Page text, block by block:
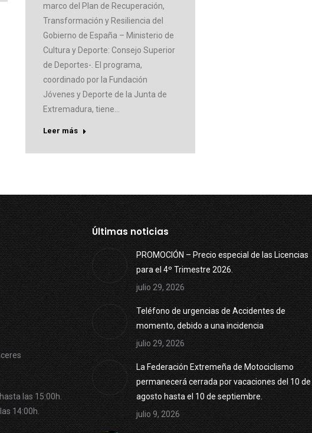
marco del Plan de Recuperación,
Transformación y Resiliencia del
Gobierno de España – Ministerio de
Cultura y Deporte: Consejo Superior
de Deportes-. El programa,
coordinado por la Fundación
Jóvenes y Deporte de la Junta de
Extremadura, tiene…
Leer más
las 15:00h.
14:00h.
Últimas noticias
PROMOCIÓN – Precio especial de las Licencias
para el 4º Trimestre 2026.
julio 29, 2026
Teléfono de urgencias de Accidentes de
momento, debido a una incidencia
julio 29, 2026
La Federación Extremeña de Motociclismo
permanecerá cerrada por vacaciones del 10 de
agosto hasta el 10 de septiembre.
julio 9, 2026